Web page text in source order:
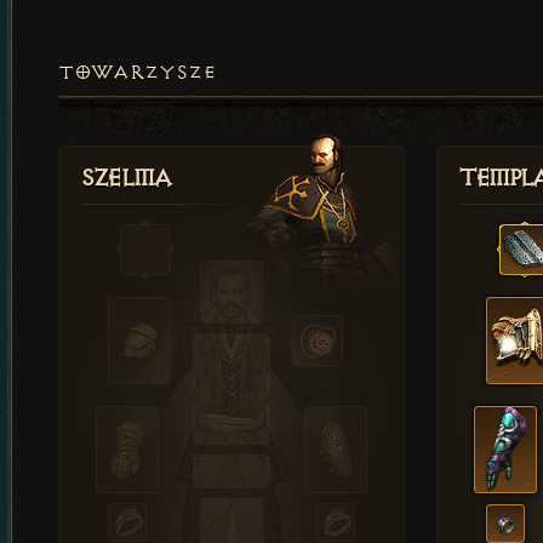
TOWARZYSZE
Szelma